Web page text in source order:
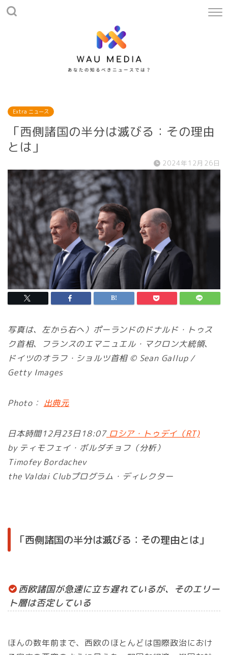
Extra ニュース
「西側諸国の半分は滅びる：その理由
とは」
2024年12月26日
写真は、左から右へ）ポーランドのドナルド・トゥス
ク首相、フランスのエマニュエル・マクロン大統領、
ドイツのオラフ・ショルツ首相 © Sean Gallup /
Getty Images
Photo： 出典元
日本時間12月23日18:07ロシア・トゥデイ（RT)
by ティモフェイ・ボルダチョフ（分析）
Timofey Bordachev
the Valdai Clubプログラム・ディレクター
「西側諸国の半分は滅びる：その理由とは」
西欧諸国が急速に立ち遅れているが、そのエリー
ト層は否定している
ほんの数年前まで、西欧のほとんどは国際政治におけ